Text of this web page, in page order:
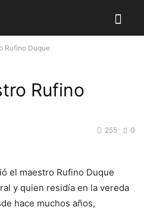
Rufino Duque
Rufino
0
255
el maestro Rufino Duque
y quien residía en la vereda
hace muchos años,